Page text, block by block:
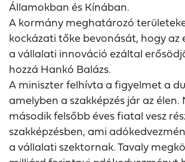
Államokban és Kínában.
A kormány meghatározó
kockázati tőke bevonását, hogy az
a vállalati innováció ezáltal
hozzá Hankó Balázs.
A miniszter felhívta a figyelmet a
amelyben a szakképzés jár az élen.
második felsőbb éves fiatal vesz
szakképzésben, ami
a vállalati szektornak. Tavaly